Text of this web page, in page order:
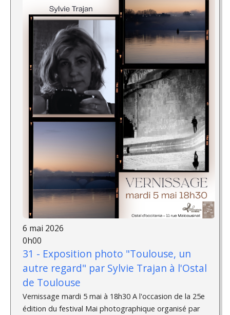
6 mai 2026
0h00
31 - Exposition photo "Toulouse, un
autre regard" par Sylvie Trajan à l'Ostal
de Toulouse
Vernissage mardi 5 mai à 18h30 A l'occasion de la 25e
édition du festival Mai photographique organisé par